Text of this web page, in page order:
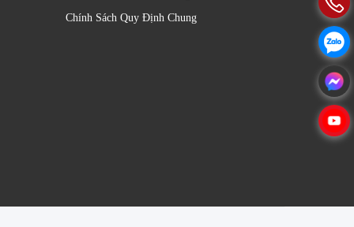
Chính Sách Quy Định Chung